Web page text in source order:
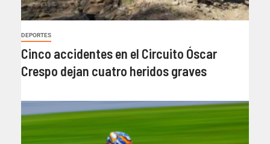
DEPORTES
Cinco accidentes en el Circuito Óscar
Crespo dejan cuatro heridos graves